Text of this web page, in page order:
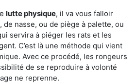
lutte physique, il va vous falloir
nasse, ou de piège à palette, ou
servira à piéger les rats et les
C’est là une méthode qui vient
Avec ce procédé, les rongeurs
de se reproduire à volonté
ne reprenne.